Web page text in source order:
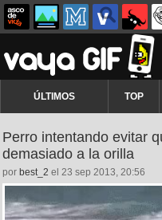
ÚLTIMOS TOP
Perro intentando evitar
demasiado a la orilla
por best_2 el 23 sep 2013, 20:56